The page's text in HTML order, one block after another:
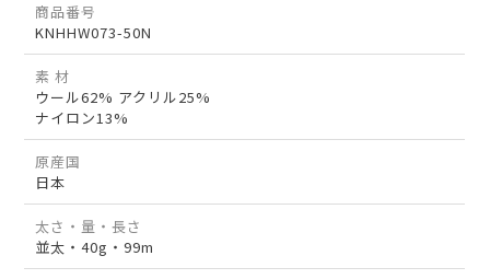
商品番号
KNHHW073-50N
素 材
ウール62% アクリル25%
ナイロン13%
原産国
日本
太さ・量・長さ
並太・40g・99m